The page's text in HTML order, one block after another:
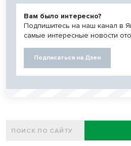
Вам было интересно?
Подпишитесь на наш канал в
самые интересные новости
Подписаться на Дзен